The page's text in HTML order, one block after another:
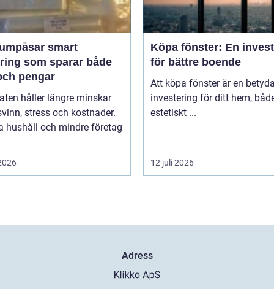
smart
som sparar både
pengar
håller längre minskar
stress och kostnader.
hushåll och mindre företag
Köpa fönster: En
för bättre boende
Att köpa fönster är en
investering för ditt hem,
estetiskt ...
12 juli 2026
Adress